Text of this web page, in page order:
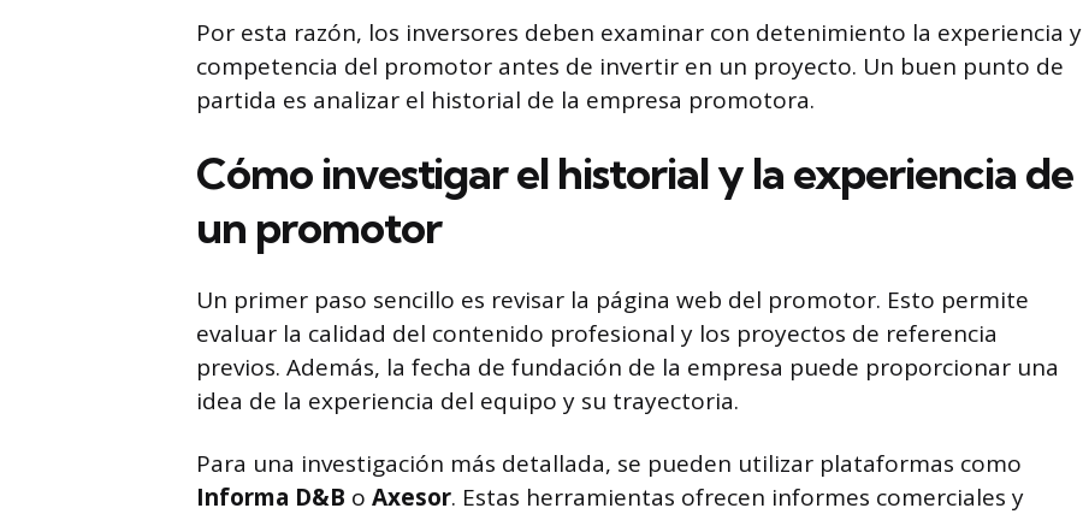
Por esta razón, los inversores deben examinar con detenimiento la experiencia y
competencia del promotor antes de invertir en un proyecto. Un buen punto de
partida es analizar el historial de la empresa promotora.
Cómo investigar el historial y la experiencia de
un promotor
Un primer paso sencillo es revisar la página web del promotor. Esto permite
evaluar la calidad del contenido profesional y los proyectos de referencia
previos. Además, la fecha de fundación de la empresa puede proporcionar una
idea de la experiencia del equipo y su trayectoria.
Para una investigación más detallada, se pueden utilizar plataformas como
Informa D&B o Axesor. Estas herramientas ofrecen informes comerciales y